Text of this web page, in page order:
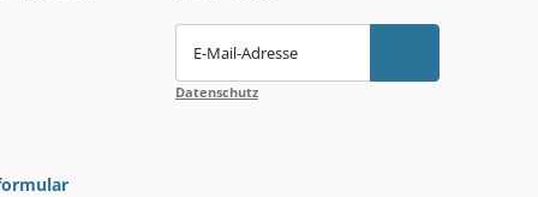
E-Mail-Adresse
Datenschutz